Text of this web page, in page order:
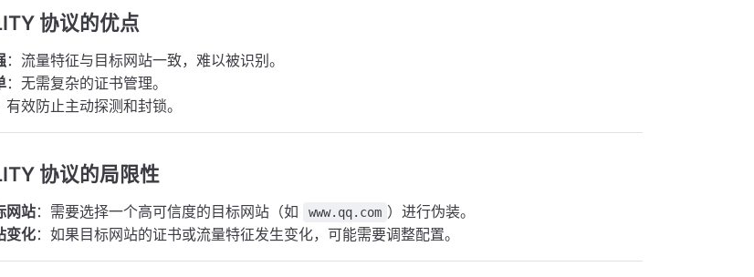
协议的优点
：流量特征与目标网站一致，难以被识别。
：无需复杂的证书管理。
有效防止主动探测和封锁。
协议的局限性
网站：需要选择一个高可信度的目标网站（如 www.qq.com ）进行伪装。
变化：如果目标网站的证书或流量特征发生变化，可能需要调整配置。